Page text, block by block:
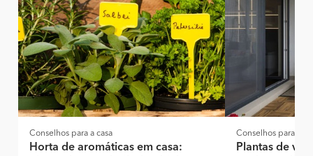
Conselhos para a casa
Horta de aromáticas em casa:
Conselhos para a
Plantas de